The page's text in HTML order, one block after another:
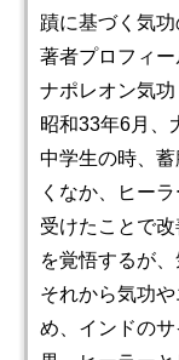
蹟に基づく気功
著者プロフィー
ナポレオン気
昭和33年6月、
中学生の時、
くなか、ヒー
受けたことで
を覚悟するが
それから気功
め、インドの